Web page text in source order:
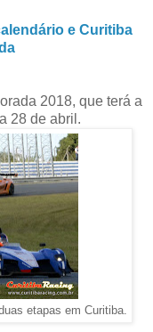
e Curitiba
2018, que terá a
28 de abril.
etapas em Curitiba.